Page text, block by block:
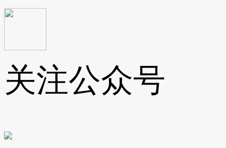
关注公众号